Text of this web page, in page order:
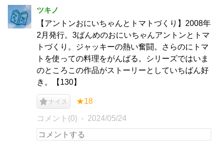
ツキノ
【アントンおにいちゃんとトマトづくり】2008年
2月発行。3ばんめのおにいちゃんアントンとトマ
トづくり。ジャッキーの熱い奮闘。さらのにトマ
トを使っての料理をがんばる。シリーズではいま
のところこの作品がストーリーとしていちばん好
き。【130】
ナイス ★18
コメント(0) 2024/05/24